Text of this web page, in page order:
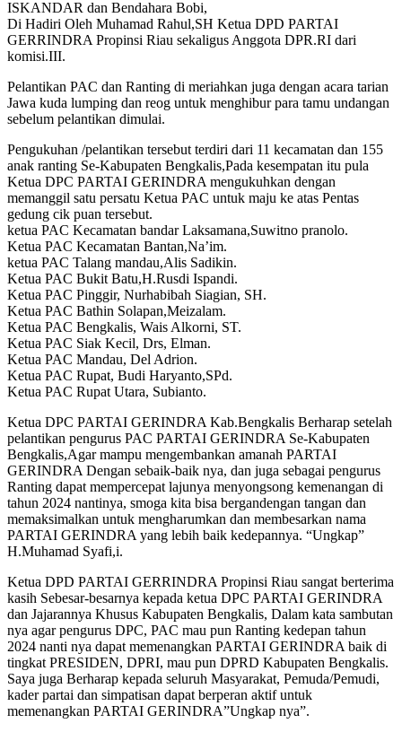
ISKANDAR dan Bendahara Bobi,
Di Hadiri Oleh Muhamad Rahul,SH Ketua DPD PARTAI
GERRINDRA Propinsi Riau sekaligus Anggota DPR.RI dari
komisi.III.
Pelantikan PAC dan Ranting di meriahkan juga dengan acara tarian
Jawa kuda lumping dan reog untuk menghibur para tamu undangan
sebelum pelantikan dimulai.
Pengukuhan /pelantikan tersebut terdiri dari 11 kecamatan dan 155
anak ranting Se-Kabupaten Bengkalis,Pada kesempatan itu pula
Ketua DPC PARTAI GERINDRA mengukuhkan dengan
memanggil satu persatu Ketua PAC untuk maju ke atas Pentas
gedung cik puan tersebut.
ketua PAC Kecamatan bandar Laksamana,Suwitno pranolo.
Ketua PAC Kecamatan Bantan,Na’im.
ketua PAC Talang mandau,Alis Sadikin.
Ketua PAC Bukit Batu,H.Rusdi Ispandi.
Ketua PAC Pinggir, Nurhabibah Siagian, SH.
Ketua PAC Bathin Solapan,Meizalam.
Ketua PAC Bengkalis, Wais Alkorni, ST.
Ketua PAC Siak Kecil, Drs, Elman.
Ketua PAC Mandau, Del Adrion.
Ketua PAC Rupat, Budi Haryanto,SPd.
Ketua PAC Rupat Utara, Subianto.
Ketua DPC PARTAI GERINDRA Kab.Bengkalis Berharap setelah
pelantikan pengurus PAC PARTAI GERINDRA Se-Kabupaten
Bengkalis,Agar mampu mengembankan amanah PARTAI
GERINDRA Dengan sebaik-baik nya, dan juga sebagai pengurus
Ranting dapat mempercepat lajunya menyongsong kemenangan di
tahun 2024 nantinya, smoga kita bisa bergandengan tangan dan
memaksimalkan untuk mengharumkan dan membesarkan nama
PARTAI GERINDRA yang lebih baik kedepannya. “Ungkap”
H.Muhamad Syafi,i.
Ketua DPD PARTAI GERRINDRA Propinsi Riau sangat berterima
kasih Sebesar-besarnya kepada ketua DPC PARTAI GERINDRA
dan Jajarannya Khusus Kabupaten Bengkalis, Dalam kata sambutan
nya agar pengurus DPC, PAC mau pun Ranting kedepan tahun
2024 nanti nya dapat memenangkan PARTAI GERINDRA baik di
tingkat PRESIDEN, DPRI, mau pun DPRD Kabupaten Bengkalis.
Saya juga Berharap kepada seluruh Masyarakat, Pemuda/Pemudi,
kader partai dan simpatisan dapat berperan aktif untuk
memenangkan PARTAI GERINDRA”Ungkap nya”.